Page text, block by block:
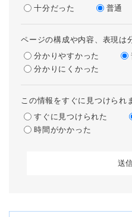
十分だった 普通
ページの構成や内容、表現は
分かりやすかった
分かりにくかった
この情報をすぐに見つけられ
すぐに見つけられた
時間がかかった